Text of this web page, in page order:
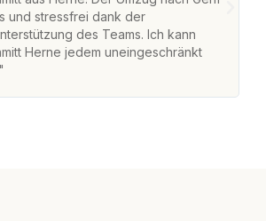
und stressfrei dank der
des Teams. Ich kann
Herne jedem uneingeschränkt